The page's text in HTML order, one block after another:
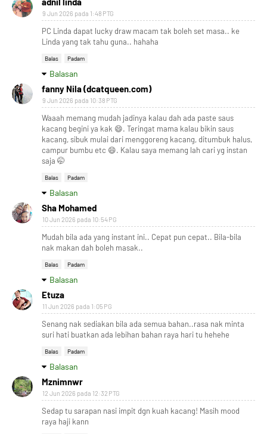
9 Jun 2026 pada 1:48 PTG
PC Linda dapat lucky draw macam tak boleh set masa.. ke
Linda yang tak tahu guna.. hahaha
Balas Padam
Balasan
fanny Nila (dcatqueen.com)
9 Jun 2026 pada 10:38 PTG
Waaah memang mudah jadinya kalau dah ada paste saus
kacang begini ya kak 😄. Teringat mama kalau bikin saus
kacang, sibuk mulai dari menggoreng kacang, ditumbuk halus,
campur bumbu etc 😄. Kalau saya memang lah cari yg instan
saja 🤭
Balas Padam
Balasan
Sha Mohamed
10 Jun 2026 pada 10:54 PG
Mudah bila ada yang instant ini.. Cepat pun cepat.. Bila-bila
nak makan dah boleh masak..
Balas Padam
Balasan
Etuza
11 Jun 2026 pada 1:05 PG
Senang nak sediakan bila ada semua bahan..rasa nak minta
suri hati buatkan ada lebihan bahan raya hari tu hehehe
Balas Padam
Balasan
Mznimnwr
12 Jun 2026 pada 12:32 PTG
Sedap tu sarapan nasi impit dgn kuah kacang! Masih mood
raya haji kann